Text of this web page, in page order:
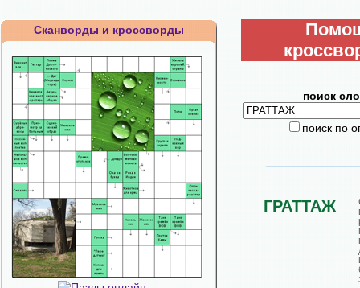
Сканворды и кроссворды
поиск
поиск по
ГРАТТАЖ